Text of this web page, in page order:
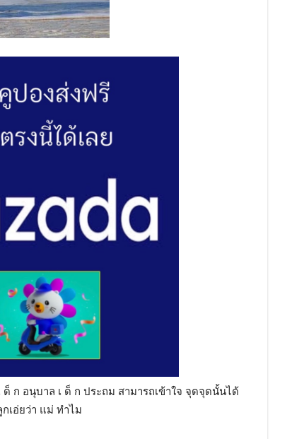
ก อนุบาล เ ด็ ก ประถม สามารถเข้าใจ จุดจุดนั้นได้
เอ่ยว่า แม่ ทำไม